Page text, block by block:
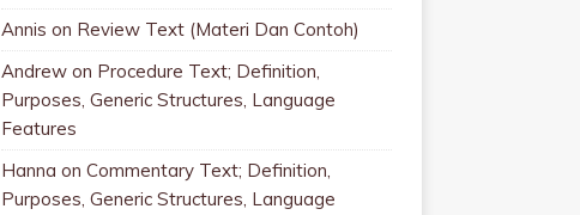
Annis on Review Text (Materi Dan Contoh)
Andrewon Procedure Text; Definition,
Purposes, Generic Structures, Language
Features
Hanna on Commentary Text; Definition,
Purposes, Generic Structures, Language